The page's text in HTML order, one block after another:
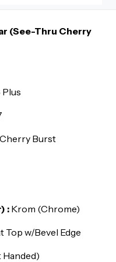
almış olduğunuz ürünü
ilgili ürünün
emin olun.
(See-Thru Cherry
Burst
: Krom (Chrome)
Top w/Bevel Edge
Handed)